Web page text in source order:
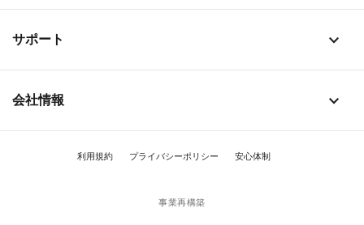
サポート stat_1
会社情報 stat_1
事業再構築
利用規約 プライバシーポリシー 安心体制